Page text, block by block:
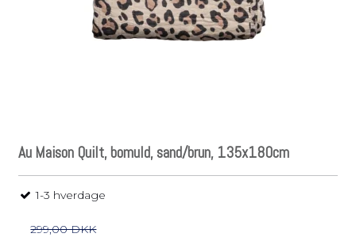
Au Maison Quilt, bomuld, sand/brun, 135x180cm
1-3 hverdage
299,00 DKK